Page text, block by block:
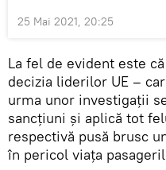
25 Mai 2021, 20:25
La fel de evident este
decizia liderilor UE –
urma unor investigații
sancțiuni și aplică tot
respectivă pusă brusc
în pericol viața